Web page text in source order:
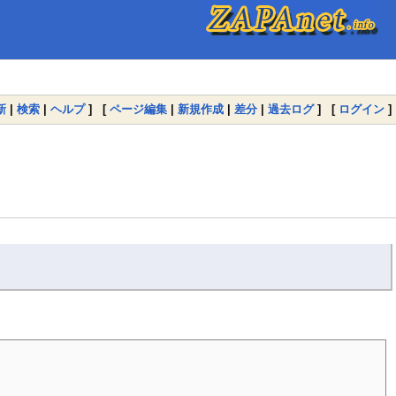
| 検索 | ヘルプ] [ ページ編集 | 新規作成 | 差分 | 過去ログ] [ ログイン ]